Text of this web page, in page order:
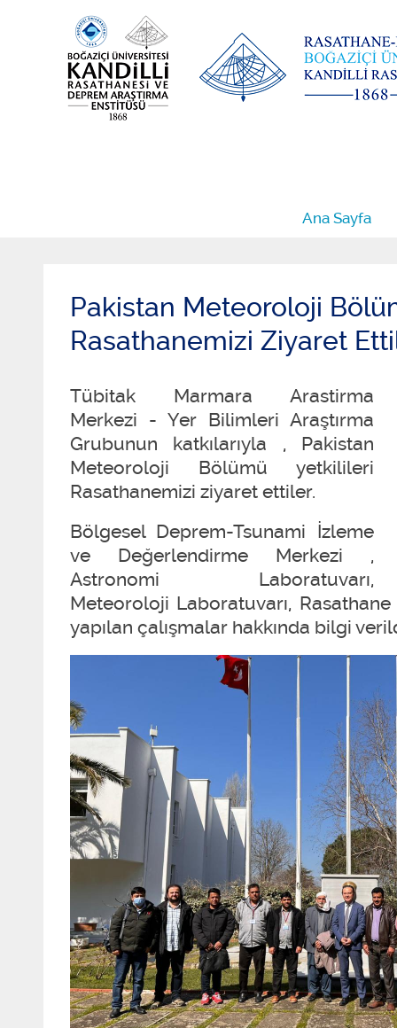
Ana Sayfa
Pakistan Meteoroloji
Rasathanemizi Ziyaret
Tübitak Marmara Arastirma
Merkezi - Yer Bilimleri Araştırma
Grubunun katkılarıyla , Pakistan
Meteoroloji Bölümü yetkilileri
Rasathanemizi ziyaret ettiler.
Bölgesel Deprem-Tsunami İzleme
ve Değerlendirme Merkezi ,
Astronomi Laboratuvarı,
Meteoroloji Laboratuvarı,
yapılan çalışmalar hakkında bilgi